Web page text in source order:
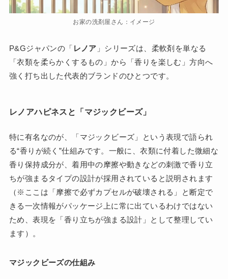
お家の洗剤屋さん：イメージ
P&Gジャパンの「 レノア 」シリーズは、柔軟剤を単なる
「衣類を柔らかくするもの」から「香りを楽しむ」方向へ
強く打ち出した代表的ブランドのひとつです。
レノアハピネスと「マジックビーズ」
特に有名なのが、「マジックビーズ」という表現で語られ
る“香りが続く”仕組みです。一般に、衣類に付着した微細な
香り保持成分が、着用中の摩擦や動きなどの刺激で香り立
ちが強まるタイプの設計が採用されていると説明されます
（※ここは「摩擦で必ずカプセルが破壊される」と断定で
きる一次情報がパッケージ上に常に出ているわけではない
ため、表現を「香り立ちが強まる設計」として整理してい
ます）。
マジックビーズの仕組み